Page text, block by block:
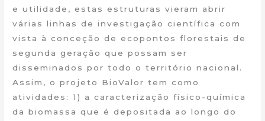
e utilidade, estas estruturas vieram abrir
várias linhas de investigação científica com
vista à conceção de ecopontos florestais de
segunda geração que possam ser
disseminados por todo o território nacional.
Assim, o projeto BioValor tem como
atividades: 1) a caracterização físico-química
da biomassa que é depositada ao longo do